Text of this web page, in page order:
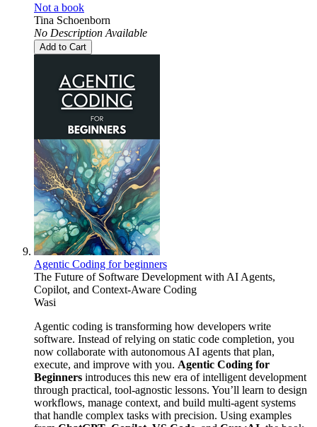
Not a book
Tina Schoenborn
No Description Available
Add to Cart
Agentic Coding for beginners
The Future of Software Development with AI Agents,
Copilot, and Context-Aware Coding
Wasi
Agentic coding is transforming how developers write
software. Instead of relying on static code completion, you
now collaborate with autonomous AI agents that plan,
execute, and improve with you. Agentic Coding for
Beginners introduces this new era of intelligent development
through practical, tool-agnostic lessons. You’ll learn to design
workflows, manage context, and build multi-agent systems
that handle complex tasks with precision. Using examples